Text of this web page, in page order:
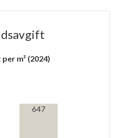
m² (2024)
647